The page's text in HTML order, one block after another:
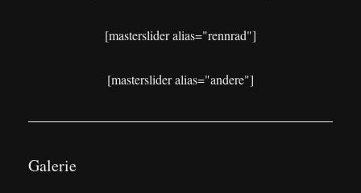
[masterslider alias="rennrad"]
[masterslider alias="andere"]
Galerie